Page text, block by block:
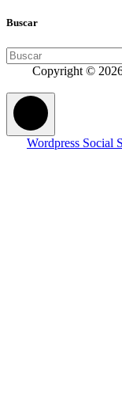
Buscar
Buscar:
Copyright ©
Wordpress Social